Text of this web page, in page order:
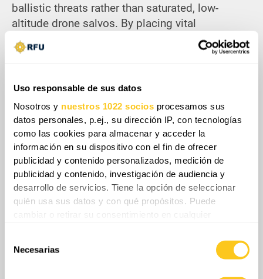
Uso responsable de sus datos
Nosotros y nuestros 1022 socios procesamos sus
datos personales, p.ej., su dirección IP, con tecnologías
como las cookies para almacenar y acceder la
información en su dispositivo con el fin de ofrecer
publicidad y contenido personalizados, medición de
publicidad y contenido, investigación de audiencia y
desarrollo de servicios. Tiene la opción de seleccionar
quién usa sus datos y con qué propósitos. Puede
cambiar o retirar su consentimiento en cualquier
Necesarias
ballistic threats rather than saturated, low-
altitude drone salvos. By placing vital
population centers and maritime infrastructure
across the southeastern United States within
escalatory leverage to counter sustained
deployment shifts the regional balance of power
from localized political theater to a high-stakes
standoff, mimicking Cold War containment
dilemmas through modern uncrewed warfare.